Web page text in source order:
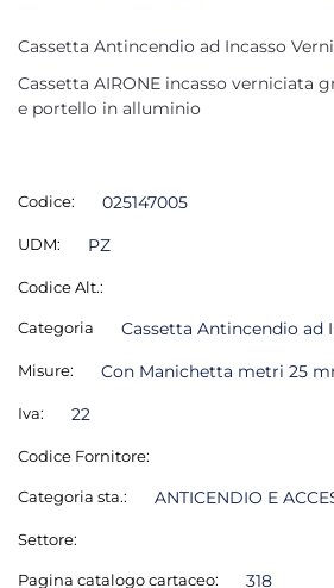
Cassetta Antincendio ad Incasso
Cassetta AIRONE incasso verniciata
e portello in alluminio
Codice: 025147005
UDM: PZ
Codice Alt.:
Categoria Cassetta Antincendio ad
Misure: Con Manichetta metri 25
Iva: 22
Codice Fornitore:
Categoria sta.: ANTICENDIO E
Settore:
Pagina catalogo cartaceo: 318